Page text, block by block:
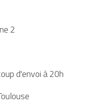
2
d'envoi à 20h